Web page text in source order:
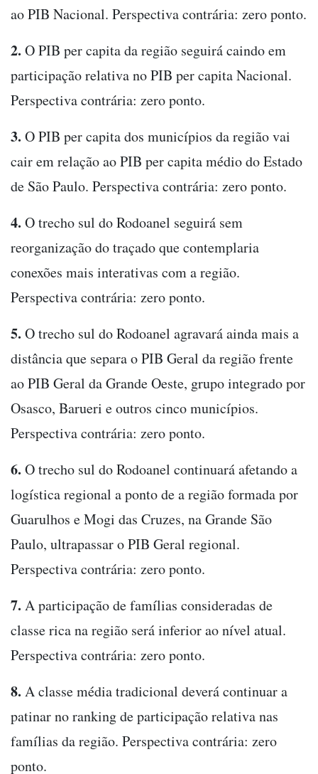
ao PIB Nacional. Perspectiva contrária: zero ponto.
2. O PIB per capita da região seguirá caindo em
participação relativa no PIB per capita Nacional.
Perspectiva contrária: zero ponto.
3. O PIB per capita dos municípios da região vai
cair em relação ao PIB per capita médio do Estado
de São Paulo. Perspectiva contrária: zero ponto.
4. O trecho sul do Rodoanel seguirá sem
reorganização do traçado que contemplaria
conexões mais interativas com a região.
Perspectiva contrária: zero ponto.
5. O trecho sul do Rodoanel agravará ainda mais a
distância que separa o PIB Geral da região frente
ao PIB Geral da Grande Oeste, grupo integrado por
Osasco, Barueri e outros cinco municípios.
Perspectiva contrária: zero ponto.
6. O trecho sul do Rodoanel continuará afetando a
logística regional a ponto de a região formada por
Guarulhos e Mogi das Cruzes, na Grande São
Paulo, ultrapassar o PIB Geral regional.
Perspectiva contrária: zero ponto.
7. A participação de famílias consideradas de
classe rica na região será inferior ao nível atual.
Perspectiva contrária: zero ponto.
8. A classe média tradicional deverá continuar a
patinar no ranking de participação relativa nas
famílias da região. Perspectiva contrária: zero
ponto.